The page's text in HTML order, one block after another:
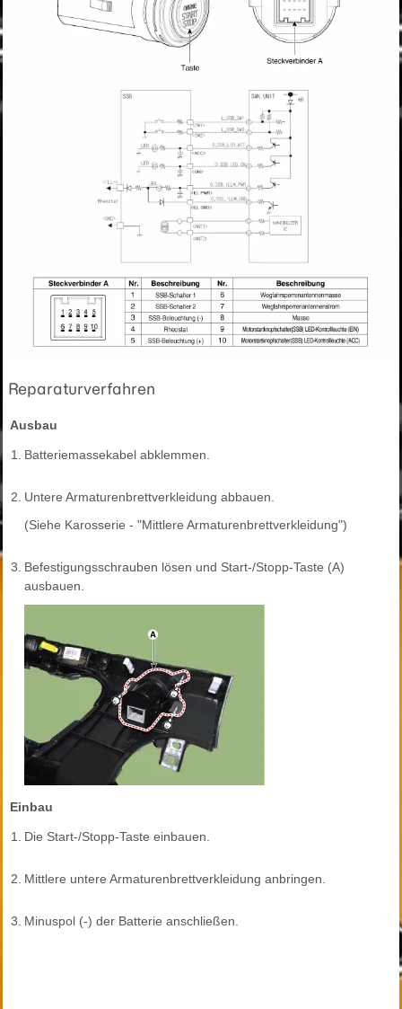
Reparaturverfahren
Ausbau
1. Batteriemassekabel abklemmen.
2. Untere Armaturenbrettverkleidung abbauen.
(Siehe Karosserie - "Mittlere Armaturenbrettverkleidung")
3. Befestigungsschrauben lösen und Start-/Stopp-Taste (A)
ausbauen.
Einbau
1. Die Start-/Stopp-Taste einbauen.
2. Mittlere untere Armaturenbrettverkleidung anbringen.
3. Minuspol (-) der Batterie anschließen.